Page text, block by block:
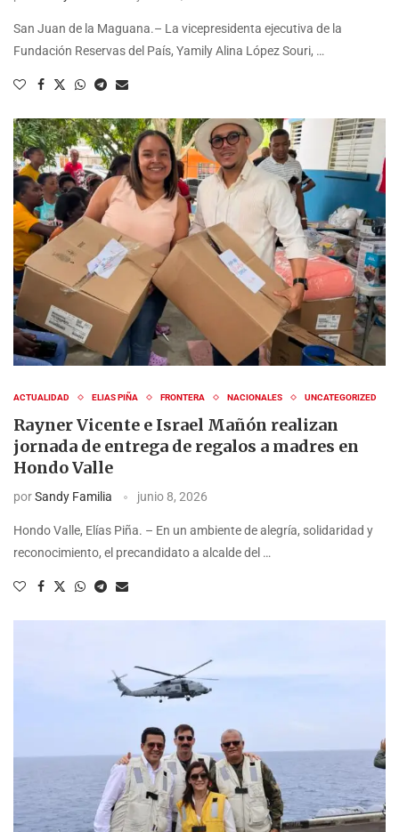
San Juan de la Maguana.– La vicepresidenta ejecutiva de la
Fundación Reservas del País, Yamily Alina López Souri, …
ACTUALIDAD ELIAS PIÑA FRONTERA NACIONALES UNCATEGORIZED
Rayner Vicente e Israel Mañón realizan
jornada de entrega de regalos a madres en
Hondo Valle
porSandy Familia junio 8, 2026
Hondo Valle, Elías Piña. – En un ambiente de alegría, solidaridad y
reconocimiento, el precandidato a alcalde del …